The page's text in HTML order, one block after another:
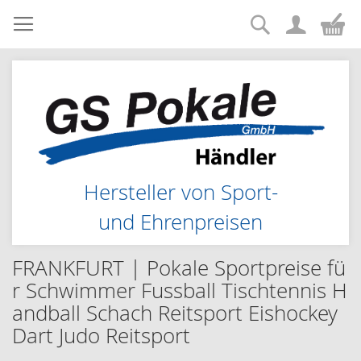
Zum
Inhalt
springen
Hersteller von Sport-
und Ehrenpreisen
Suche
FRANKFURT | Pokale Sportpreise fü
r Schwimmer Fussball Tischtennis H
andball Schach Reitsport Eishockey
Dart Judo Reitsport